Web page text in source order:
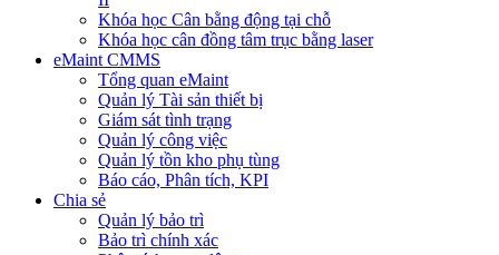
Khóa học Cân bằng động tại chỗ
Khóa học cân đồng tâm trục bằng laser
eMaint CMMS
Tổng quan eMaint
Quản lý Tài sản thiết bị
Giám sát tình trạng
Quản lý công việc
Quản lý tồn kho phụ tùng
Báo cáo, Phân tích, KPI
Chia sẻ
Quản lý bảo trì
Bảo trì chính xác